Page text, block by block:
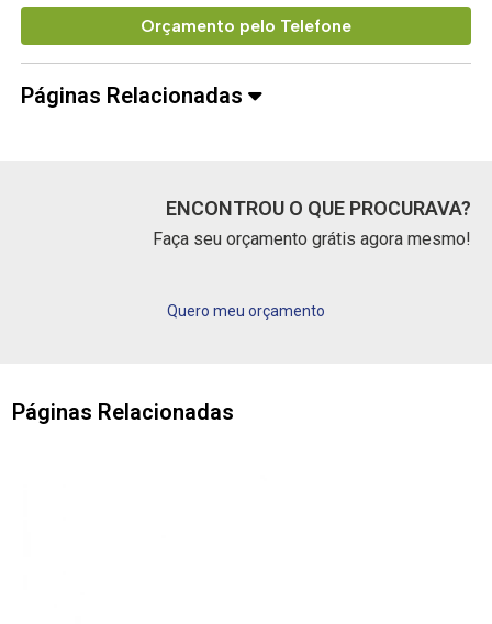
Orçamento pelo Telefone
Páginas Relacionadas
ENCONTROU O QUE PROCURAVA?
Faça seu orçamento grátis agora mesmo!
Quero meu orçamento
Páginas Relacionadas